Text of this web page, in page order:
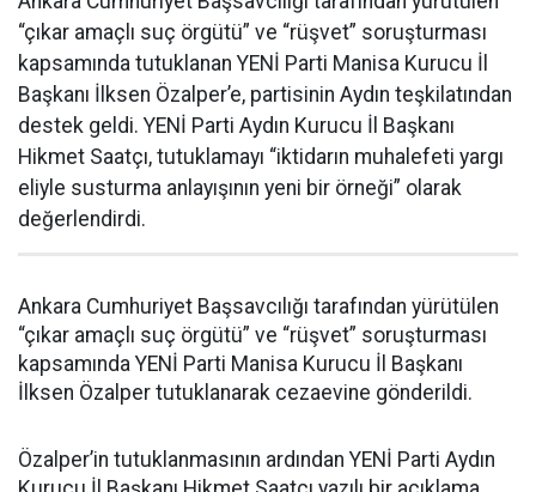
“çıkar amaçlı suç örgütü” ve “rüşvet” soruşturması
kapsamında tutuklanan YENİ Parti Manisa Kurucu İl
Başkanı İlksen Özalper’e, partisinin Aydın teşkilatından
destek geldi. YENİ Parti Aydın Kurucu İl Başkanı
Hikmet Saatçı, tutuklamayı “iktidarın muhalefeti yargı
eliyle susturma anlayışının yeni bir örneği” olarak
değerlendirdi.
Ankara Cumhuriyet Başsavcılığı tarafından yürütülen
“çıkar amaçlı suç örgütü” ve “rüşvet” soruşturması
kapsamında YENİ Parti Manisa Kurucu İl Başkanı
İlksen Özalper tutuklanarak cezaevine gönderildi.
Özalper’in tutuklanmasının ardından YENİ Parti Aydın